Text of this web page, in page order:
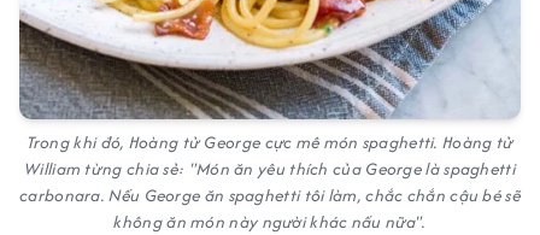
Trong khi đó, Hoàng tử George cực mê món spaghetti. Hoàng tử
William từng chia sẻ: "Món ăn yêu thích của George là spaghetti
carbonara. Nếu George ăn spaghetti tôi làm, chắc chắn cậu bé sẽ
không ăn món này người khác nấu nữa".